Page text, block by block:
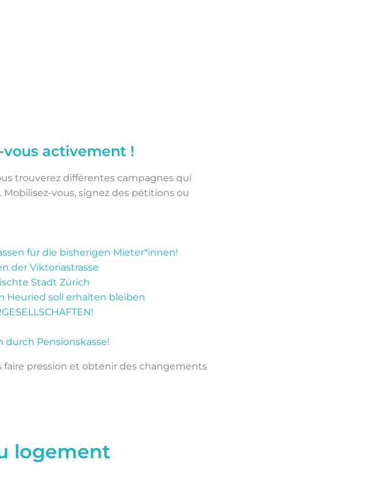
activement !
trouverez différentes campagnes qui
vous, signez des pétitions ou
für die bisherigen Mieter*innen!
der Viktoriastrasse
Stadt Zürich
Heuried soll erhalten bleiben
Pensionskasse!
pression et obtenir des changements
logement